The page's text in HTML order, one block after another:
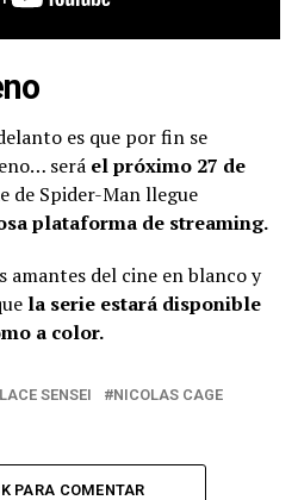
es que por fin se
será el próximo 27 de
de Spider-Man llegue
plataforma de streaming.
amantes del cine en blanco y
la serie estará disponible
a color.
SENSEI
NICOLAS CAGE
PARA COMENTAR